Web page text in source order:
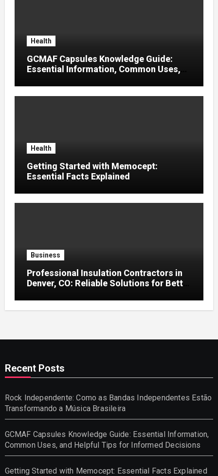
Health
GCMAF Capsules Knowledge Guide:
Essential Information, Common Uses,
Health
Getting Started with Memocept:
Essential Facts Explained
Business
Professional Insulation Contractors in
Denver, CO: Reliable Solutions for Better
Recent Posts
Rock Independente: Como as Bandas Independentes Estão
Transformando a Música Brasileira
GCMAF Capsules Knowledge Guide: Essential Information,
Common Uses, and Helpful Tips for Informed Decisions
Getting Started with Memocept: Essential Facts Explained